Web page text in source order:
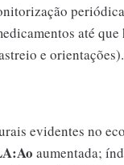
até que
e orientações).
evidentes no
aumentada;